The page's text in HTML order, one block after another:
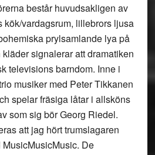
består huvudsakligen av
kök/vardagsrum, lillebrors ljusa
prylsamlande lya på
signalerar att dramatiken
televisions barndom. Inne i
musiker med Peter Tikkanen
spelar fräsiga låtar i allsköns
som sig bör Georg Riedel.
att jag hört trumslagaren
De